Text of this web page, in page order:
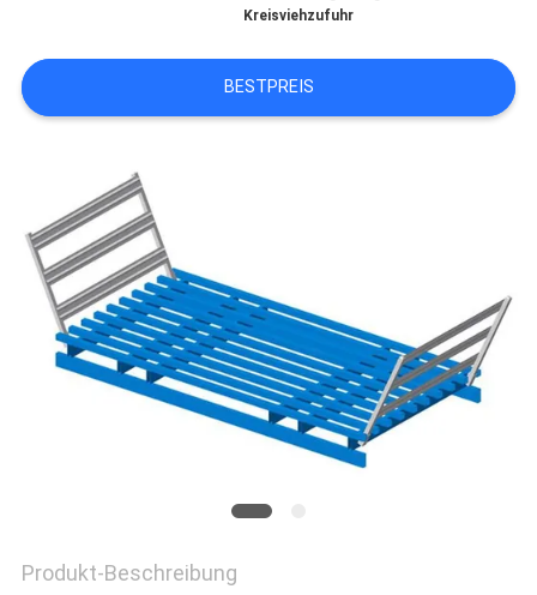
SIE
EIN
ZITAT
SITEMAP
DATENSCHUTZRICHTLINIE
Kreisviehzufuhr
BESTPREIS
Produkt-Beschreibung